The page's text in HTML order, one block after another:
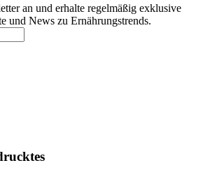
an und erhalte regelmäßig exklusive
und News zu Ernährungstrends.